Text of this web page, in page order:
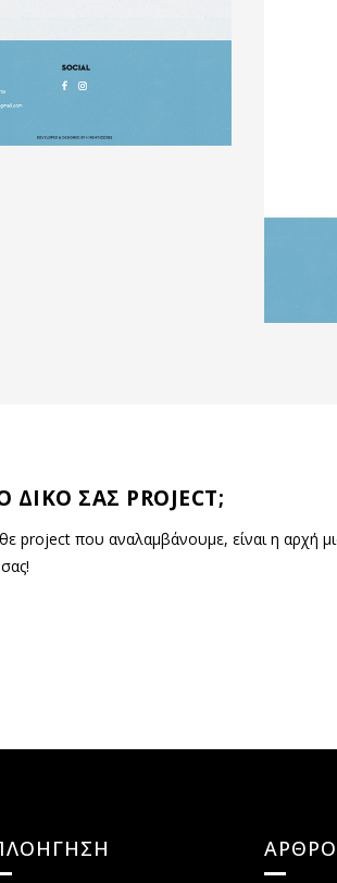
ΣΑΣ PROJECT;
project που αναλαμβάνουμε, είναι η αρχή